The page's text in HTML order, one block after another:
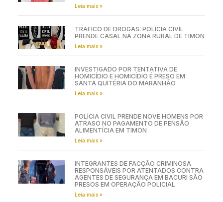
Leia mais »
TRÁFICO DE DROGAS: POLÍCIA CIVIL
PRENDE CASAL NA ZONA RURAL DE TIMON
Leia mais »
INVESTIGADO POR TENTATIVA DE
HOMICÍDIO E HOMICÍDIO É PRESO EM
SANTA QUITÉRIA DO MARANHÃO
Leia mais »
POLÍCIA CIVIL PRENDE NOVE HOMENS POR
ATRASO NO PAGAMENTO DE PENSÃO
ALIMENTÍCIA EM TIMON
Leia mais »
INTEGRANTES DE FACÇÃO CRIMINOSA
RESPONSÁVEIS POR ATENTADOS CONTRA
AGENTES DE SEGURANÇA EM BACURI SÃO
PRESOS EM OPERAÇÃO POLICIAL
Leia mais »